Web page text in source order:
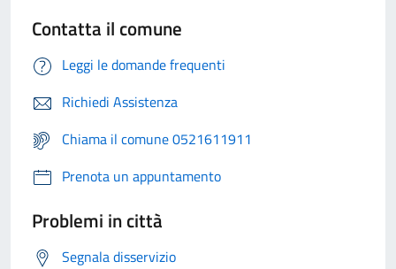
Contatta il comune
Leggi le domande frequenti
Richiedi Assistenza
Chiama il comune 0521611911
Prenota un appuntamento
Problemi in città
Segnala disservizio